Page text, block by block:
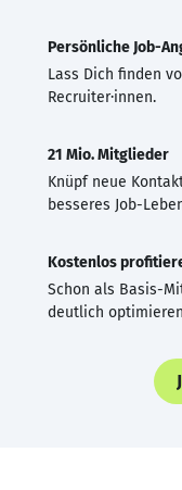
Persönliche Job-
Lass Dich finden
Recruiter·innen.
21 Mio. Mitglieder
Knüpf neue
besseres Job-
Kostenlos
Schon als Basis-
deutlich